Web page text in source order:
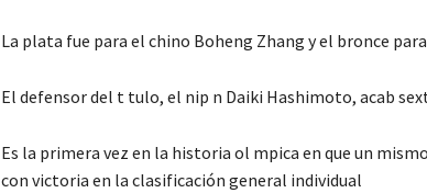
La plata fue para el chino Boheng Zhang y el bronce
El defensor del t tulo, el nip n Daiki Hashimoto, acab
Es la primera vez en la historia ol mpica en que un
con victoria en la clasificación general individual